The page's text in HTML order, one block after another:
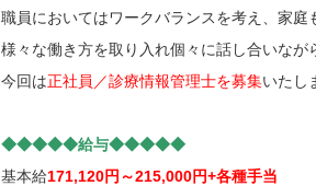
職員においてはワークバランスを考え、家庭
様々な働き方を取り入れ個々に話し合いなが
今回は正社員／診療情報管理士を募集いたし
◆◆◆◆◆給与◆◆◆◆◆
基本給171,120円～215,000円+各種手当